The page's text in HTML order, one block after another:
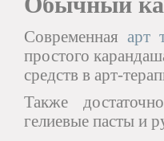
Современная арт
простого
средств в арт-
Также
гелиевые пасты и